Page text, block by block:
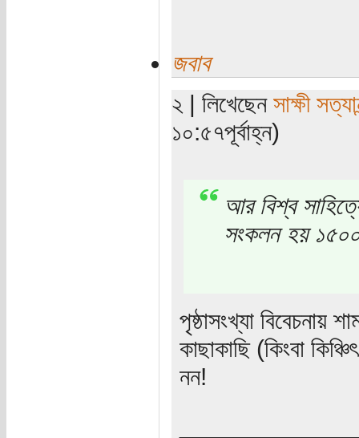
জবাব
২ | লিখেছেন সাক্ষী
১০:৫৭পূর্বাহ্ন)
আর বিশ্ব
সংকলন হয়
পৃষ্ঠাসংখ্যা বিবেচনায়
কাছাকাছি (কিংবা
নন!